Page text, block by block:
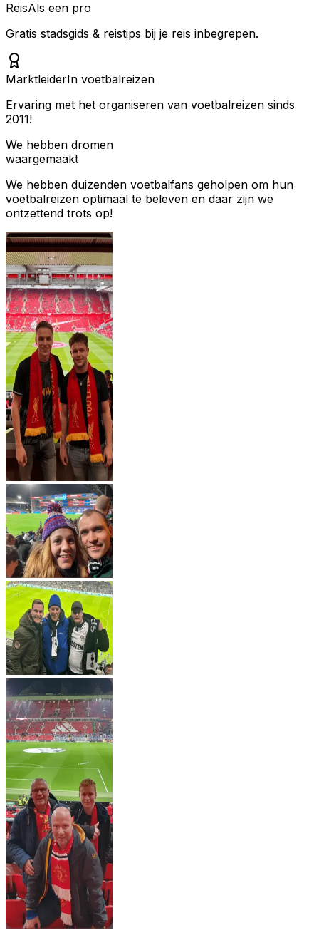
ReisAls een pro
Gratis stadsgids & reistips bij je reis inbegrepen.
MarktleiderIn voetbalreizen
Ervaring met het organiseren van voetbalreizen sinds
2011!
We hebben dromen
waargemaakt
We hebben duizenden voetbalfans geholpen om hun
voetbalreizen optimaal te beleven en daar zijn we
ontzettend trots op!